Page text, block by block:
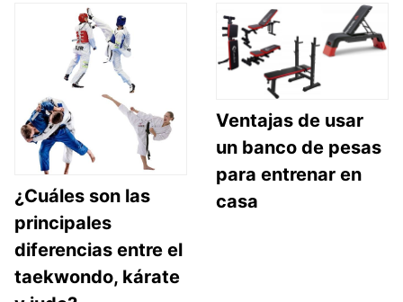
¿Cuáles son las
principales
diferencias entre el
taekwondo, kárate
Ventajas de usar
un banco de pesas
para entrenar en
casa